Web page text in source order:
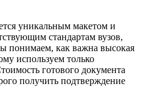
уникальным макетом и
стандартам вузов,
понимаем, как важна высокая
используем только
готового документа
получить подтверждение